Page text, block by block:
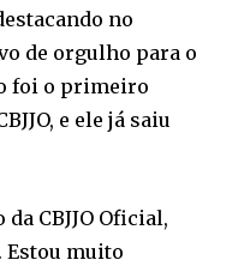
no
de orgulho para o
foi o primeiro
e ele já saiu
CBJJO Oficial,
Estou muito